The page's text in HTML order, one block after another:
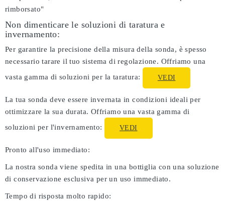
rimborsato"
Non dimenticare le soluzioni di taratura e
invernamento:
Per garantire la precisione della misura della sonda, è spesso
necessario tarare il tuo sistema di regolazione. Offriamo una
vasta gamma di soluzioni per la taratura:
VEDI
La tua sonda deve essere invernata in condizioni ideali per
ottimizzare la sua durata. Offriamo una vasta gamma di
soluzioni per l'invernamento:
VEDI
Pronto all'uso immediato:
La nostra sonda viene spedita in una bottiglia con una soluzione
di conservazione esclusiva per un uso immediato.
Tempo di risposta molto rapido: